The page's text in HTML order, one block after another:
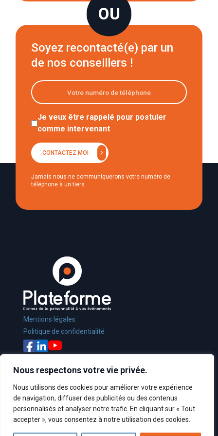
Nous respectons votre vie privée.
Nous utilisons des cookies pour améliorer votre expérience
de navigation, diffuser des publicités ou des contenus
personnalisés et analyser notre trafic. En cliquant sur « Tout
accepter », vous consentez à notre utilisation des cookies.
Soyez recontacté(e) par un
de nos conseillers !
Je veux être rappelé pour postuler
comme intervenant
CONTACTEZ MOI chevron_right
Jamais nous ne communiquerons votre numéro de
téléphone à un tiers
Mentions légales
Politique de confidentialité
Crédit :Sonilog Interactive
© Les Esprits Éclairés - 2022